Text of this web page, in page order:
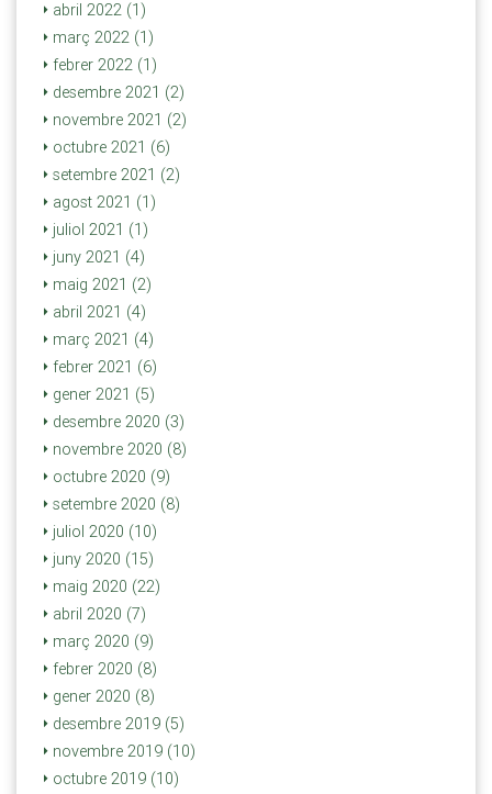
abril 2022 (1)
març 2022 (1)
febrer 2022 (1)
desembre 2021 (2)
novembre 2021 (2)
octubre 2021 (6)
setembre 2021 (2)
agost 2021 (1)
juliol 2021 (1)
juny 2021 (4)
maig 2021 (2)
abril 2021 (4)
març 2021 (4)
febrer 2021 (6)
gener 2021 (5)
desembre 2020 (3)
novembre 2020 (8)
octubre 2020 (9)
setembre 2020 (8)
juliol 2020 (10)
juny 2020 (15)
maig 2020 (22)
abril 2020 (7)
març 2020 (9)
febrer 2020 (8)
gener 2020 (8)
desembre 2019 (5)
novembre 2019 (10)
octubre 2019 (10)